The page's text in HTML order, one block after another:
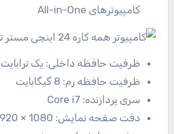
کامپیوترهای All-in-One
ظرفیت حافظه داخلی: یک ترابایت
ظرفیت حافظه رم: 8 گیگابایت
سری پردازنده: Core i7
دقت صفحه نمایش: 1080 × 1920